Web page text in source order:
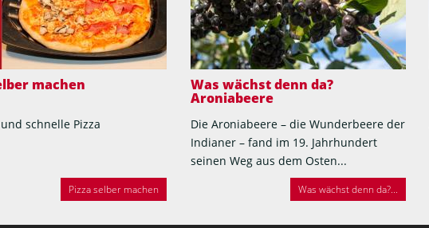
machen
schnelle Pizza
Pizza selber machen
Was wächst denn da?
Aroniabeere
Die Aroniabeere – die Wunderbeere der
Indianer – fand im 19. Jahrhundert
seinen Weg aus dem Osten...
Was wächst denn da?...